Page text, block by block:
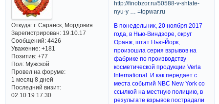
Откуда:г. Саранск, Мордовия
Зарегистрирован: 19.10.17
Сообщений:4426
Уважение: +181
Позитив: +77
Пол:Мужской
Провел на форуме:
1 месяц 8 дней
Последний визит:
02.10.19 17:30
http://finobzor.ru/50588-v-shtate-
nyu-y … =topwar.ru
В понедельник, 20 ноября 2017
года, в Нью-Виндзоре, округ
Оранж, штат Нью-Йорк,
произошла серия взрывов на
фабрике по производству
косметической продукции Verla
International. И как передает с
места событий NBC New York со
ссылкой на местную полицию, в
результате взрывов пострадали